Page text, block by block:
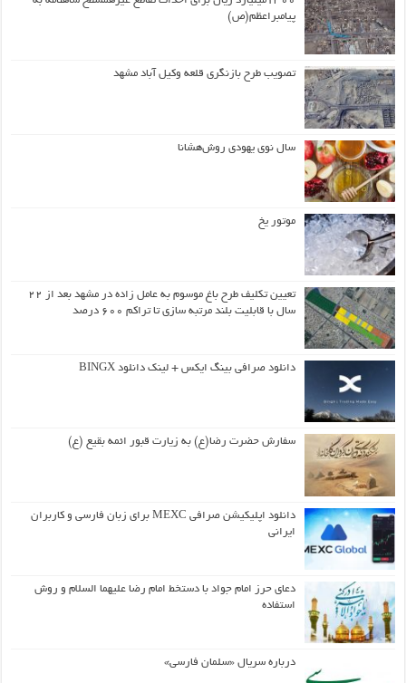
پیامبراعظم(ص)
تصویب طرح بازنگری قلعه وکیل آباد مشهد
سال نوی یهودی روش‌هشانا
موتور یخ
تعیین تکلیف طرح باغ موسوم به عامل زاده در مشهد بعد از ۲۲
سال با قابلیت بلند مرتبه سازی تا تراکم ۶۰۰ درصد
دانلود صرافی بینگ ایکس + لینک دانلود BINGX
سفارش حضرت رضا(ع) به زیارت قبور ائمه بقیع (ع)
دانلود اپلیکیشن صرافی MEXC برای زبان فارسی و کاربران
ایرانی
دعای حرز امام جواد با دستخط امام رضا علیهما السلام و روش
استفاده
درباره سریال «سلمان فارسی»